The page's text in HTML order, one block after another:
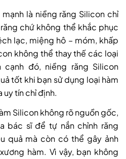
mạnh là niềng răng Silicon chỉ
chứ không thể khắc phục
lạc, miệng hô – móm, khấp
không thể thay thế các loại
cạnh đó, niềng răng Silicon
tốt khi bạn sử dụng loại hàm
uy tín chỉ định.
Silicon không rõ nguồn gốc,
bác sĩ để tự nắn chỉnh răng
quả mà còn có thể gây ảnh
hàm. Vì vậy, bạn không